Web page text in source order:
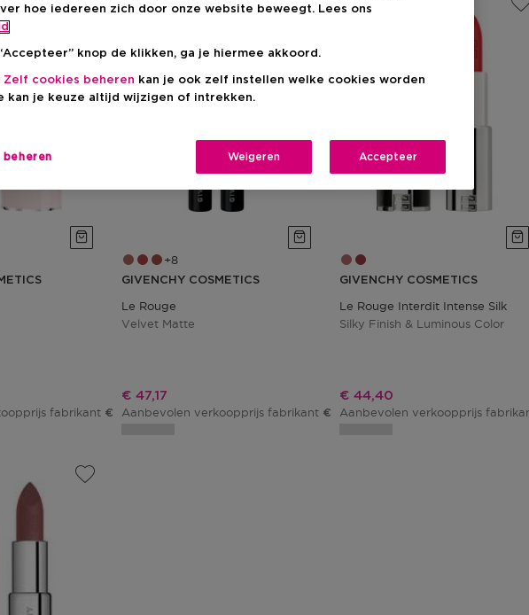
fabrikant € 48,00
8
GIVENCHY COSMETICS
Le Rouge
Velvet Matte
Kortingsprijs
€ 47,17
Aanbevolen verkoopprijs fabrikant € 51,00
GIVENCHY COSMETICS
Le Rouge Interdit Intense Silk
Silky Finish & Luminous Color
Kortingsprijs
€ 44,40
Aanbevolen verkoopprijs
hoe iedereen zich door onze website beweegt. Lees ons
knop de klikken, ga je hiermee akkoord.
Zelf cookies beheren kan je ook zelf instellen welke cookies worden
kan je keuze altijd wijzigen of intrekken.
Weigeren Accepteer